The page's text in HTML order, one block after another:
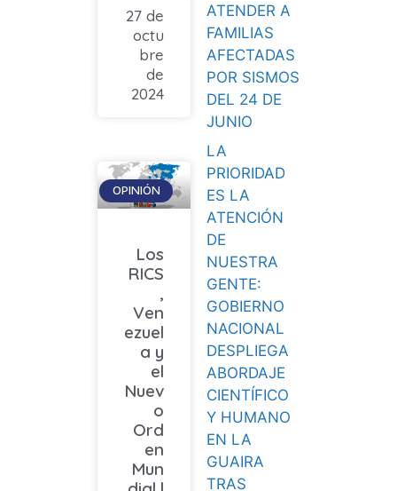
ATENDER A
FAMILIAS
AFECTADAS
POR SISMOS
DEL 24 DE
JUNIO
LA
PRIORIDAD
ES LA
ATENCIÓN
DE
NUESTRA
GENTE:
GOBIERNO
NACIONAL
DESPLIEGA
ABORDAJE
CIENTÍFICO
Y HUMANO
EN LA
GUAIRA
TRAS
27 de
octu
bre
de
2024
OPINIÓN
Los
RICS
,
Ven
ezuel
a y
el
Nuev
o
Ord
en
Mun